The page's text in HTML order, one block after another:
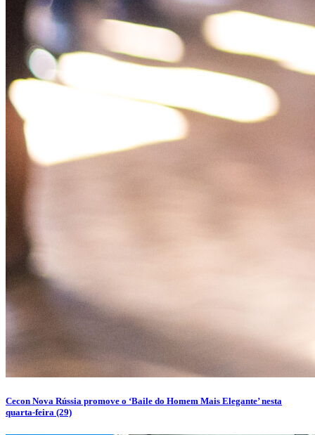
Cecon Nova Rússia promove o ‘Baile do Homem Mais Elegante’ nesta
quarta-feira (29)